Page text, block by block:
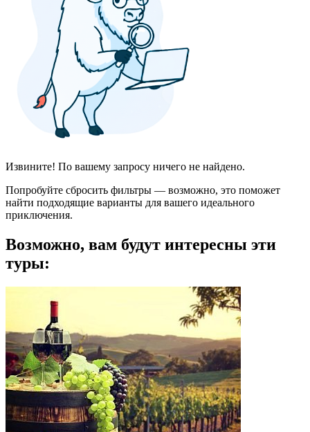
Извините! По вашему запросу ничего не найдено.
Попробуйте сбросить фильтры — возможно, это поможет
найти подходящие варианты для вашего идеального
приключения.
Возможно, вам будут интересны эти
туры: